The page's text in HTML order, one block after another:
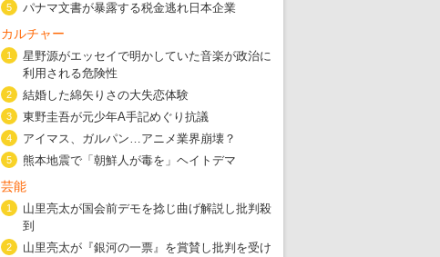
5 パナマ文書が暴露する税金逃れ日本企業
カルチャー
1
星野源がエッセイで明かしていた音楽が政治に
利用される危険性
2 結婚した綿矢りさの大失恋体験
3 東野圭吾が元少年A手記めぐり抗議
4 アイマス、ガルパン…アニメ業界崩壊？
5 熊本地震で「朝鮮人が毒を」ヘイトデマ
芸能
1
山里亮太が国会前デモを捻じ曲げ解説し批判殺
到
2
山里亮太が『銀河の一票』を賞賛し批判を受け